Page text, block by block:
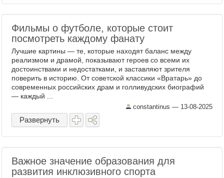
Фильмы о футболе, которые стоит
посмотреть каждому фанату
Лучшие картины — те, которые находят баланс между
реализмом и драмой, показывают героев со всеми их
достоинствами и недостатками, и заставляют зрителя
поверить в историю. От советской классики «Вратарь» до
современных российских драм и голливудских биографий
— каждый ...
constantinus — 13-08-2025
Развернуть
Важное значение образования для
развития инклюзивного спорта